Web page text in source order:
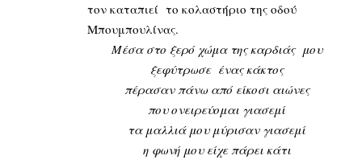
τον καταπιεί το κολαστήριο της οδού
Μπουμπουλίνας.
Μέσα στο ξερό χώμα της καρδιάς μου
ξεφύτρωσε ένας κάκτος
πέρασαν πάνω από είκοσι αιώνες
που ονειρεύομαι γιασεμί
τα μαλλιά μου μύρισαν γιασεμί
η φωνή μου είχε πάρει κάτι